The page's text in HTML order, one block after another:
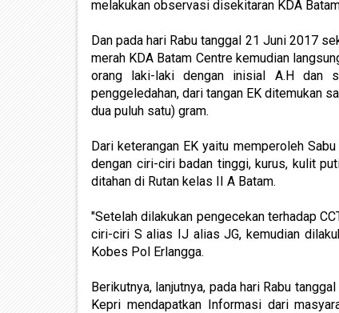
melakukan observasi disekitaran KDA
Dan pada hari Rabu tanggal 21 Juni 2017
merah KDA Batam Centre kemudian
orang laki-laki dengan inisial A.H dan
penggeledahan, dari tangan EK ditemukan
dua puluh satu) gram.
Dari keterangan EK yaitu memperoleh
dengan ciri-ciri badan tinggi, kurus, kulit
ditahan di Rutan kelas II A Batam.
"Setelah dilakukan pengecekan terhadap
ciri-ciri S alias IJ alias JG, kemudian
Kobes Pol Erlangga.
Berikutnya, lanjutnya, pada hari Rabu
Kepri mendapatkan Informasi dari